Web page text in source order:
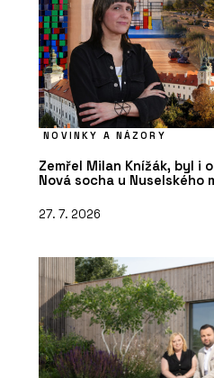
NOVINKY A NÁZORY
Zemřel Milan Knížák, byl i
Nová socha u Nuselského
27. 7. 2026